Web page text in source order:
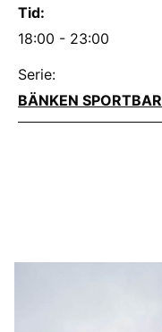
Tid:
18:00 - 23:00
Serie:
BÄNKEN SPORTBAR